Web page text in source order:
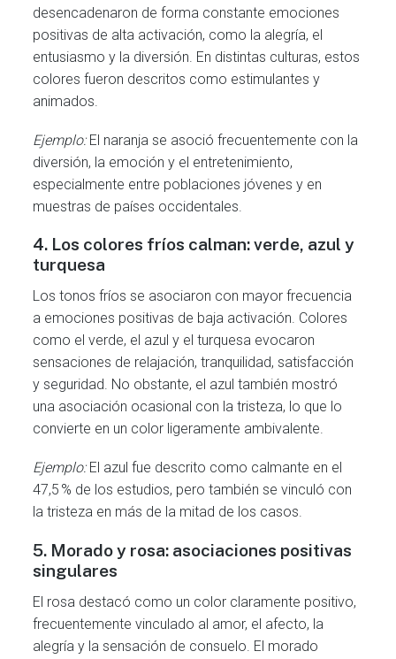
desencadenaron de forma constante emociones
positivas de alta activación, como la alegría, el
entusiasmo y la diversión. En distintas culturas, estos
colores fueron descritos como estimulantes y
animados.
Ejemplo:El naranja se asoció frecuentemente con la
diversión, la emoción y el entretenimiento,
especialmente entre poblaciones jóvenes y en
muestras de países occidentales.
4. Los colores fríos calman: verde, azul y
turquesa
Los tonos fríos se asociaron con mayor frecuencia
a emociones positivas de baja activación. Colores
como el verde, el azul y el turquesa evocaron
sensaciones de relajación, tranquilidad, satisfacción
y seguridad. No obstante, el azul también mostró
una asociación ocasional con la tristeza, lo que lo
convierte en un color ligeramente ambivalente.
Ejemplo:El azul fue descrito como calmante en el
47,5 % de los estudios, pero también se vinculó con
la tristeza en más de la mitad de los casos.
5. Morado y rosa: asociaciones positivas
singulares
El rosa destacó como un color claramente positivo,
frecuentemente vinculado al amor, el afecto, la
alegría y la sensación de consuelo. El morado